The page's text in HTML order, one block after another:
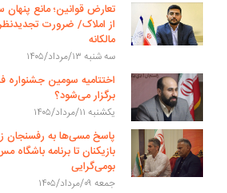
تعارض قوانین؛ مانع
از املاک/ ضرورت
مالکانه
سه شنبه ۱۳/مرداد/۱۴۰۵
اختتامیه سومین جشنواره
برگزار می‌شود؟
یکشنبه ۱۱/مرداد/۱۴۰۵
پاسخ مسی‌ها به رفسنجان
بازیکنان تا برنامه
بومی‌گرایی
جمعه ۰۹/مرداد/۱۴۰۵